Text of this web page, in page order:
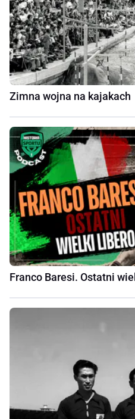
Zimna wojna na kajakach
Franco Baresi. Ostatni